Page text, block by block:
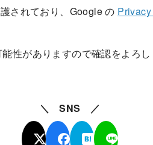
されており、Google の
性がありますので確認をよろし
＼ SNS ／